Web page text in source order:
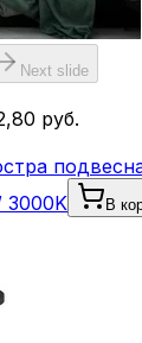
Next slide
руб.
3000K
В